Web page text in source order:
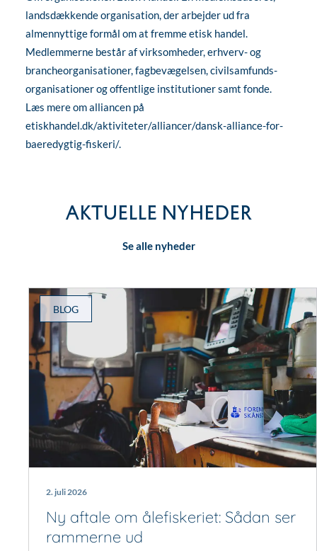
landsdækkende organisation, der arbejder ud fra
almennyttige formål om at fremme etisk handel.
Medlemmerne består af virksomheder, erhverv- og
brancheorganisationer, fagbevægelsen, civilsamfunds-
organisationer og offentlige institutioner samt fonde.
Læs mere om alliancen på
etiskhandel.dk/aktiviteter/alliancer/dansk-alliance-for-
baeredygtig-fiskeri/.
AKTUELLE NYHEDER
Se alle nyheder
BLOG
2. juli 2026
Ny aftale om ålefiskeriet: Sådan ser
rammerne ud